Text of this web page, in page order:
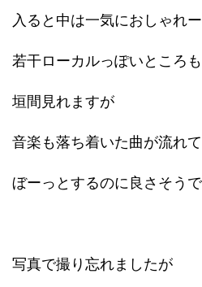
入ると中は一気におしゃれー
若干ローカルっぽいところも
垣間見れますが
音楽も落ち着いた曲が流れ
ぼーっとするのに良さそうで
写真で撮り忘れましたが